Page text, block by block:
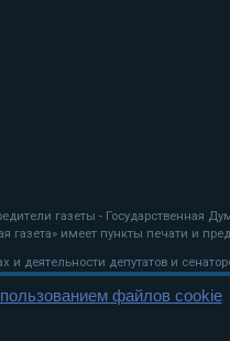
газеты - Государственная
имеет пункты печати и
деятельности депутатов и
файлов cookie